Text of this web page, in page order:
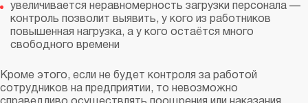
увеличивается неравномерность загрузки персонала —
контроль позволит выявить, у кого из работников
повышенная нагрузка, а у кого остаётся много
свободного времени
Кроме этого, если не будет контроля за работой
сотрудников на предприятии, то невозможно